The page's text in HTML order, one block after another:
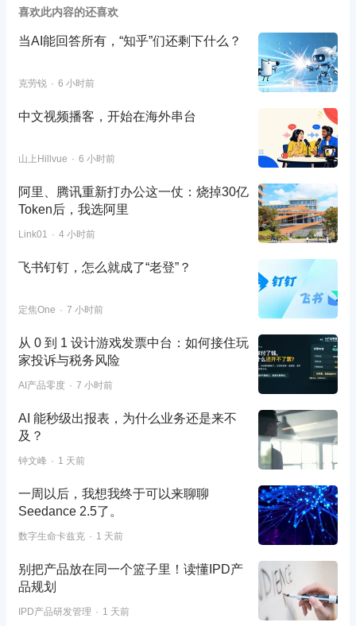
喜欢此内容的还喜欢
当AI能回答所有，“知乎”们还剩下什么？
克劳锐 6 小时前
中文视频播客，开始在海外串台
山上Hillvue 6 小时前
阿里、腾讯重新打办公这一仗：烧掉30亿
Token后，我选阿里
Link01 4 小时前
飞书钉钉，怎么就成了“老登”？
定焦One 7 小时前
从 0 到 1 设计游戏发票中台：如何接住玩
家投诉与税务风险
AI产品零度 7 小时前
AI 能秒级出报表，为什么业务还是来不
及？
钟文峰 1 天前
一周以后，我想我终于可以来聊聊
Seedance 2.5了。
数字生命卡兹克 1 天前
别把产品放在同一个篮子里！读懂IPD产
品规划
IPD产品研发管理 1 天前